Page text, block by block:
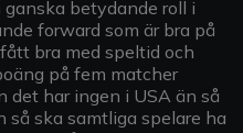
betydande roll i
forward som är bra på
bra med speltid och
på fem matcher
det har ingen i USA än så
så ska samtliga spelare ha